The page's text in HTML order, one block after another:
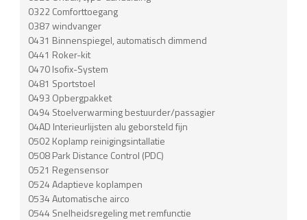
0322 Comforttoegang
0387 windvanger
0431 Binnenspiegel, automatisch dimmend
0441 Roker-kit
0470 Isofix-System
0481 Sportstoel
0493 Opbergpakket
0494 Stoelverwarming bestuurder/passagier
04AD Interieurlijsten alu geborsteld fijn
0502 Koplamp reinigingsintallatie
0508 Park Distance Control (PDC)
0521 Regensensor
0524 Adaptieve koplampen
0534 Automatische airco
0544 Snelheidsregeling met remfunctie